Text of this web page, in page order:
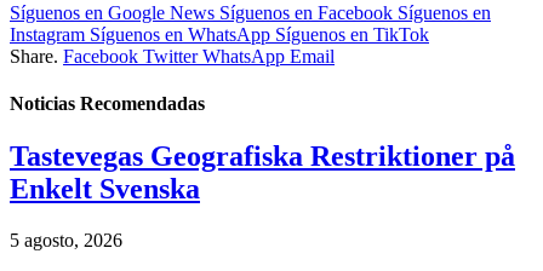
Síguenos en Google News Síguenos en Facebook Síguenos en
Instagram Síguenos en WhatsApp Síguenos en TikTok
Share. Facebook Twitter WhatsApp Email
Noticias Recomendadas
Tastevegas Geografiska Restriktioner på
Enkelt Svenska
5 agosto, 2026